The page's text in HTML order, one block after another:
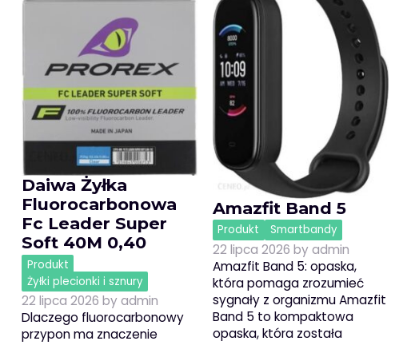
Daiwa Żyłka
Fluorocarbonowa
Fc Leader Super
Soft 40M 0,40
Produkt
Żyłki plecionki i sznury
22 lipca 2026 byadmin
Dlaczego fluorocarbonowy
przypon ma znaczenie
Amazfit Band 5
Produkt Smartbandy
22 lipca 2026 byadmin
Amazfit Band 5: opaska,
która pomaga zrozumieć
sygnały z organizmu Amazfit
Band 5 to kompaktowa
opaska, która została